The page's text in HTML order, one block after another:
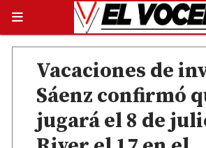
Vacaciones de
Sáenz confirmó
jugará el 8 de